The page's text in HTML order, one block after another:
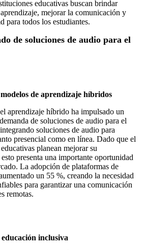
educativas buscan brindar
mejorar la comunicación y
para todos los estudiantes.
de soluciones de audio para el
de aprendizaje híbridos
aprendizaje híbrido ha impulsado un
de soluciones de audio para el
soluciones de audio para
presencial como en línea. Dado que el
planean mejorar su
presenta una importante oportunidad
La adopción de plataformas de
un 55 %, creando la necesidad
para garantizar una comunicación
remotas.
inclusiva